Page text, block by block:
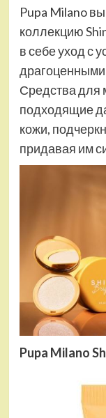
Pupa Milano
коллекцию
в себе уход с
Средства для
подходящие
кожи,
придавая им
Pupa Milano